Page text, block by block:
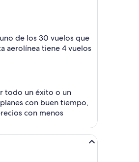
de los 30 vuelos que
aerolínea tiene 4 vuelos
todo un éxito o un
con buen tiempo,
con menos